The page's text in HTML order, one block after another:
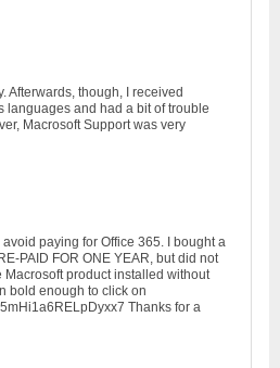
Afterwards, though, I received
languages and had a bit of trouble
Macrosoft Support was very
paying for Office 365. I bought a
PAID FOR ONE YEAR, but did not
product installed without
bold enough to click on
Thanks for a